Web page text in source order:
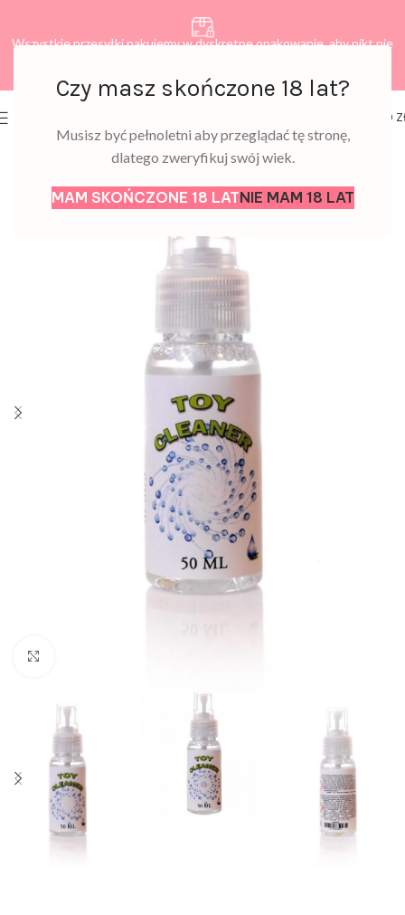
Czy masz skończone 18 lat?
Musisz być pełnoletni aby przeglądać tę stronę,
dlatego zweryfikuj swój wiek.
MAM SKOŃCZONE 18 LATNIE MAM 18 LAT
Wszystkie przesyłki pakujemy w dyskretne opakowanie, aby nikt nie
0,00